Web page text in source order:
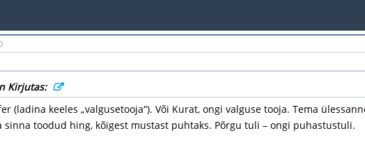
Kirjutas:
(ladina keeles „valgusetooja“). Või Kurat, ongi valguse tooja. Tema
sinna toodud hing, kõigest mustast puhtaks. Põrgu tuli – ongi puhastustuli.